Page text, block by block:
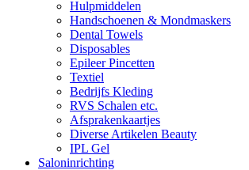
Hulpmiddelen
Handschoenen & Mondmaskers
Dental Towels
Disposables
Epileer Pincetten
Textiel
Bedrijfs Kleding
RVS Schalen etc.
Afsprakenkaartjes
Diverse Artikelen Beauty
IPL Gel
Saloninrichting